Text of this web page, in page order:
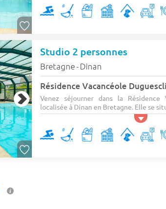
Studio 2 personnes
Bretagne- Dinan
Résidence Vacancéole
Venez séjourner dans la Résidence
localisée à Dinan en Bretagne. Elle se